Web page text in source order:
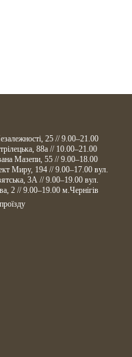
25 // 9.00–21.00
88а // 10.00–21.00
Мазепи, 55 // 9.00–18.00
Миру, 194 // 9.00–17.00 вул.
3А // 9.00–19.00 вул.
Ринкова, 2 // 9.00–19.00 м.Чернігів